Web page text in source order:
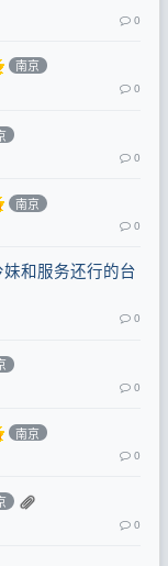
0
南京
0
0
南京
0
和服务还行的台
0
0
南京
0
0